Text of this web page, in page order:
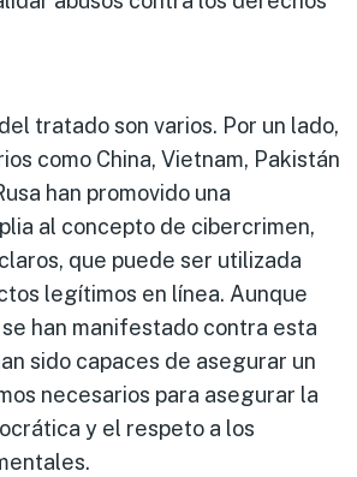
tratado son varios. Por un lado,
como China, Vietnam, Pakistán
han promovido una
al concepto de cibercrimen,
que puede ser utilizada
legítimos en línea. Aunque
han manifestado contra esta
sido capaces de asegurar un
necesarios para asegurar la
y el respeto a los